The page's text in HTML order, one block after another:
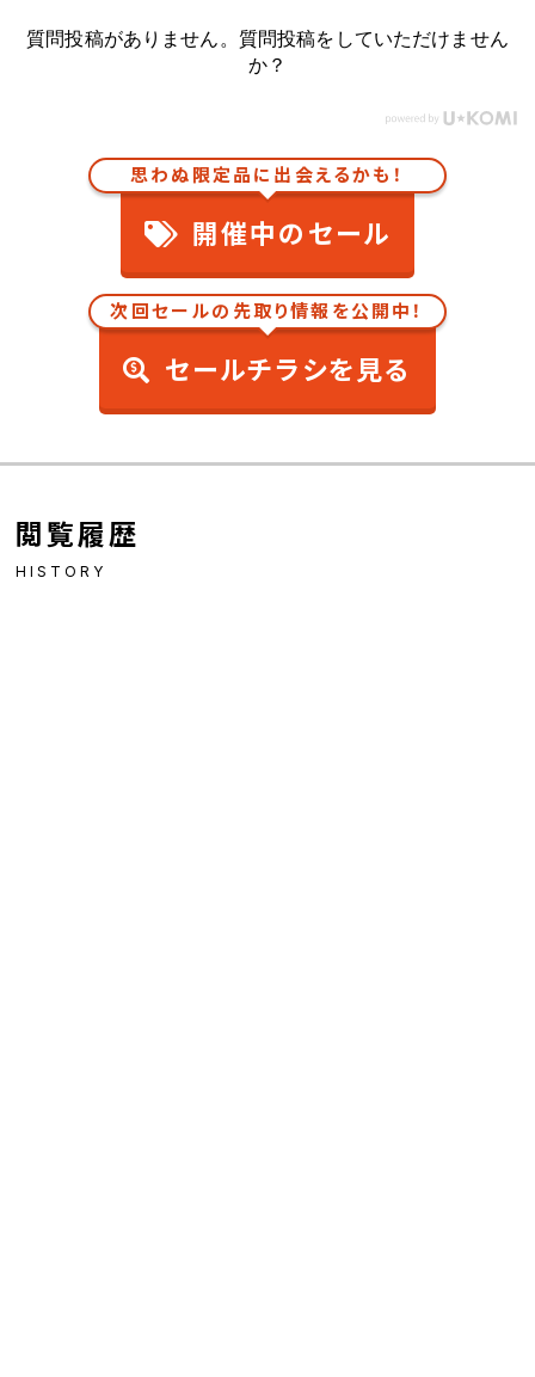
質問投稿がありません。質問投稿をしていただけません
か？
思わぬ限定品に出会えるかも！
開催中のセール
次回セールの先取り情報を公開中！
セールチラシを見る
閲覧履歴
HISTORY